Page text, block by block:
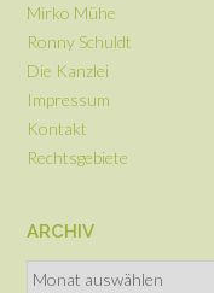
Mirko Mühe
Ronny Schuldt
Die Kanzlei
Impressum
Kontakt
Rechtsgebiete
ARCHIV